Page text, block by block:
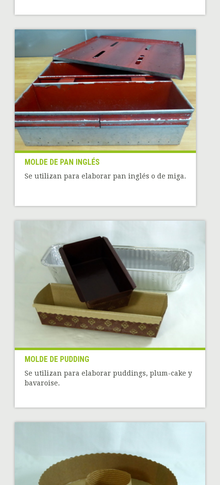
MOLDE DE PAN INGLÉS
Se utilizan para elaborar pan inglés o de miga.
MOLDE DE PUDDING
Se utilizan para elaborar puddings, plum-cake y
bavaroise.